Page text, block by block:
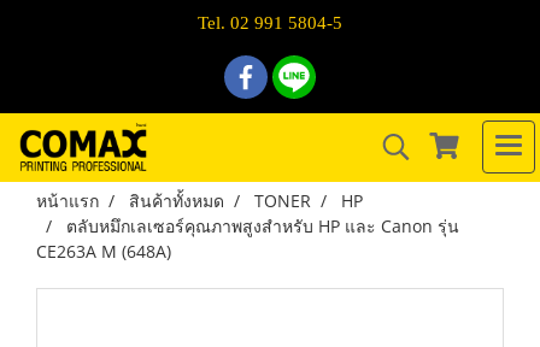
Tel. 02 991 5804-5
หน้าแรก สินค้าทั้งหมด TONER
HP
ตลับหมึกเลเซอร์คุณภาพสูงสำหรับ HP และ Canon รุ่น
CE263A M (648A)